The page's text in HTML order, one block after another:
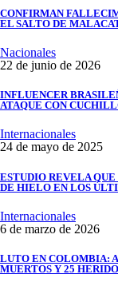
CONFIRMAN
EL SALTO DE
Nacionales
22 de junio de 2026
INFLUENCER
ATAQUE CON
Internacionales
24 de mayo de 2025
ESTUDIO REVELA
DE HIELO EN LOS
Internacionales
6 de marzo de 2026
LUTO EN COLOMBIA:
MUERTOS Y 25